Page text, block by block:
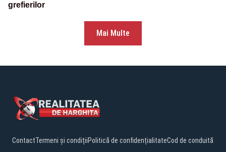
grefierilor
Mai Multe
ContactTermeni și condițiiPolitică de confidențialitateCod de conduită